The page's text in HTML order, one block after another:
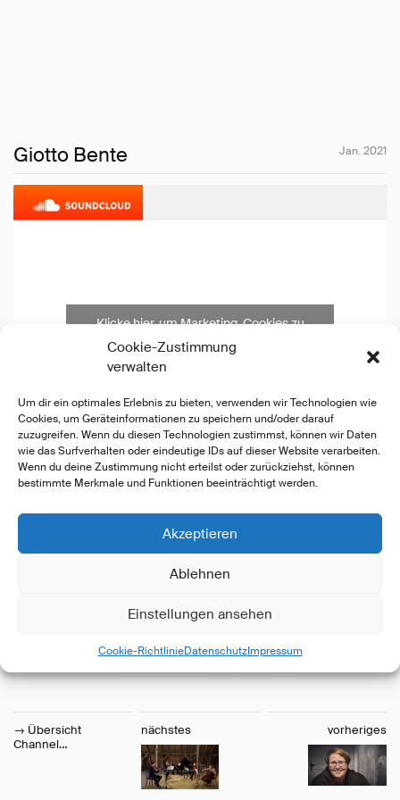
Cookie-Zustimmung
verwalten
Um dir ein optimales Erlebnis zu bieten, verwenden wir Technologien wie
Cookies, um Geräteinformationen zu speichern und/oder darauf
zuzugreifen. Wenn du diesen Technologien zustimmst, können wir Daten
wie das Surfverhalten oder eindeutige IDs auf dieser Website verarbeiten.
Wenn du deine Zustimmung nicht erteilst oder zurückziehst, können
bestimmte Merkmale und Funktionen beeinträchtigt werden.
Akzeptieren
Ablehnen
Einstellungen ansehen
Cookie-RichtlinieDatenschutzImpressum
Giotto Bente Jan. 2021
Klicke hier, um Marketing-Cookies zu
akzeptieren und diesen Inhalt zu aktivieren
Im Podcast spricht Christoph Weiß mit dem Bildhauer
Giotto Bente über seine Kindheit in Amsterdam, seine
Zeit an der Holzbildhauer Schule Berchtesgaden und
verrät er, mit welchem Hölzern er arbeitet und
nächstes
→ Übersicht
Channel…
vorheriges